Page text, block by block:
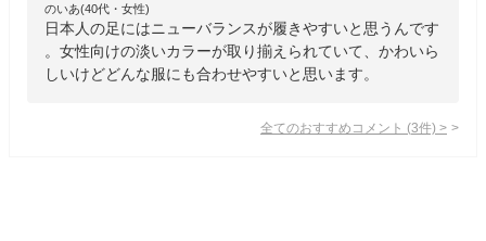
のいあ(40代・女性)
日本人の足にはニューバランスが履きやすいと思うんです
。女性向けの淡いカラーが取り揃えられていて、かわいら
しいけどどんな服にも合わせやすいと思います。
全てのおすすめコメント (3件) >